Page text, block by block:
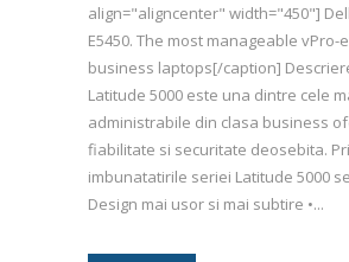
align="aligncenter" width="450"]
E5450. The most manageable vPro-
business laptops[/caption]
Latitude 5000 este una dintre cele
administrabile din clasa business
fiabilitate si securitate deosebita.
imbunatatirile seriei Latitude 5000
Design mai usor si mai subtire •...